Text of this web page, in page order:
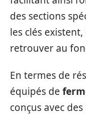
des sections
les clés
retrouver au
En termes de
équipés de
conçus avec